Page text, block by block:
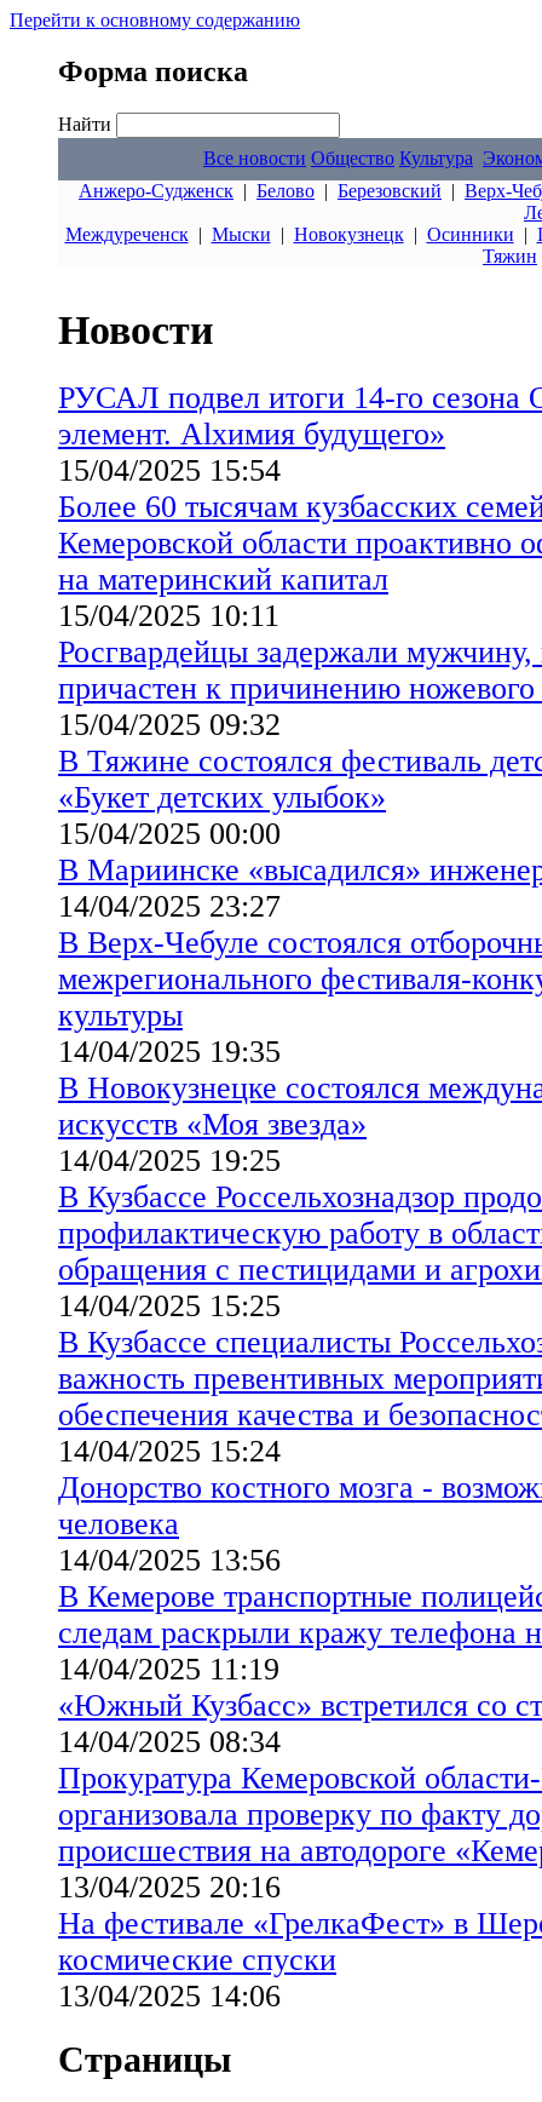
Перейти к основному содержанию
Форма поиска
Найти
Все новости Общество Культура
Анжеро-Судженск | Белово | Березовский | Верх-
Междуреченск| Мыски | Новокузнецк| Осинники |
Тяжин
Новости
РУСАЛ подвел итоги 14-го
элемент. Alхимия будущего»
15/04/2025 15:54
Более 60 тысячам кузбасских
Кемеровской области проактивно
на материнский капитал
15/04/2025 10:11
Росгвардейцы задержали
причастен к причинению
15/04/2025 09:32
В Тяжине состоялся фестиваль
«Букет детских улыбок»
15/04/2025 00:00
В Мариинске «высадился»
14/04/2025 23:27
В Верх-Чебуле состоялся
межрегионального фестиваля-
культуры
14/04/2025 19:35
В Новокузнецке состоялся
искусств «Моя звезда»
14/04/2025 19:25
В Кузбассе Россельхознадзор
профилактическую работу в
обращения с пестицидами и
14/04/2025 15:25
В Кузбассе специалисты
важность превентивных
обеспечения качества и
14/04/2025 15:24
Донорство костного мозга -
человека
14/04/2025 13:56
В Кемерове транспортные
следам раскрыли кражу телефона
14/04/2025 11:19
«Южный Кузбасс» встретился со
14/04/2025 08:34
Прокуратура Кемеровской
организовала проверку по факту
происшествия на автодороге
13/04/2025 20:16
На фестивале «ГрелкаФест» в
космические спуски
13/04/2025 14:06
Страницы